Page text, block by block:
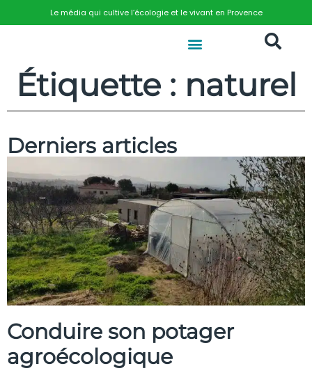
Le média qui cultive l’écologie et le vivant en Provence
Étiquette : naturel
Derniers articles
Conduire son potager
agroécologique